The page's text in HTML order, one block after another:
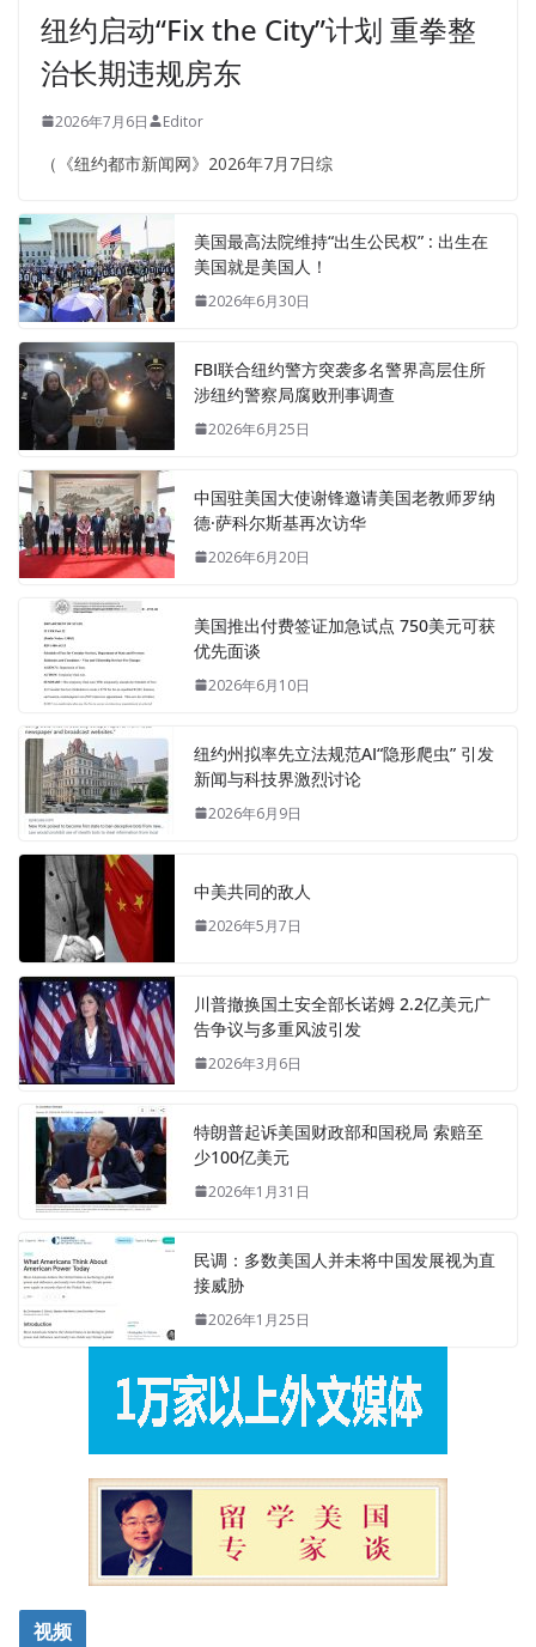
纽约启动“Fix the City”计划 重拳整
治长期违规房东
2026年7月6日 Editor
（《纽约都市新闻网》2026年7月7日综
美国最高法院维持“出生公民权” : 出生在
美国就是美国人！
2026年6月30日
FBI联合纽约警方突袭多名警界高层住所
涉纽约警察局腐败刑事调查
2026年6月25日
中国驻美国大使谢锋邀请美国老教师罗纳
德·萨科尔斯基再次访华
2026年6月20日
美国推出付费签证加急试点 750美元可获
优先面谈
2026年6月10日
纽约州拟率先立法规范AI“隐形爬虫” 引发
新闻与科技界激烈讨论
2026年6月9日
中美共同的敌人
2026年5月7日
川普撤换国土安全部长诺姆 2.2亿美元广
告争议与多重风波引发
2026年3月6日
特朗普起诉美国财政部和国税局 索赔至
少100亿美元
2026年1月31日
民调：多数美国人并未将中国发展视为直
接威胁
2026年1月25日
视频